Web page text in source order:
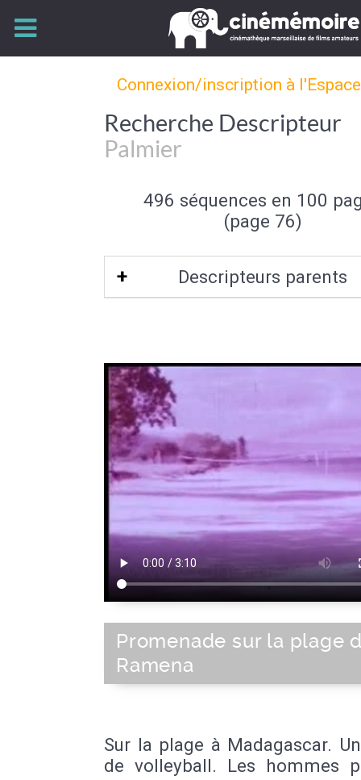
Connexion/inscription à
Recherche Descripteur
Palmier
496 séquences en 100
(page 76)
Descripteurs parents
Promenade sur la plage
Ramena
Sur la plage à Madagascar.
de volleyball. Les hommes